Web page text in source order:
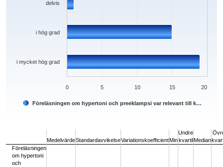
Föreläsningen om hypertoni och preeklampsi var relevant till k…
i mycket hög grad
i hög grad
delvis
0 5 10 15 20
MedelvärdeStandardavvikelseVariationskoefficientMin
Undre
kvartilMedian
Föreläsningen
om hypertoni
och